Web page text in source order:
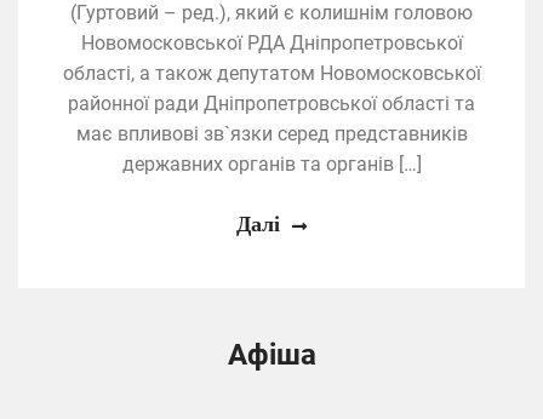
(Гуртовий – ред.), який є колишнім головою
Новомосковської РДА Дніпропетровської
області, а також депутатом Новомосковської
районної ради Дніпропетровської області та
має впливові зв`язки серед представників
державних органів та органів […]
Далі
Афіша